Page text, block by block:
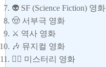
👽 SF (Science Fiction) 영화
🤠 서부극 영화
⚔️ 역사 영화
🎶 뮤지컬 영화
🕵️‍♀️ 미스터리 영화